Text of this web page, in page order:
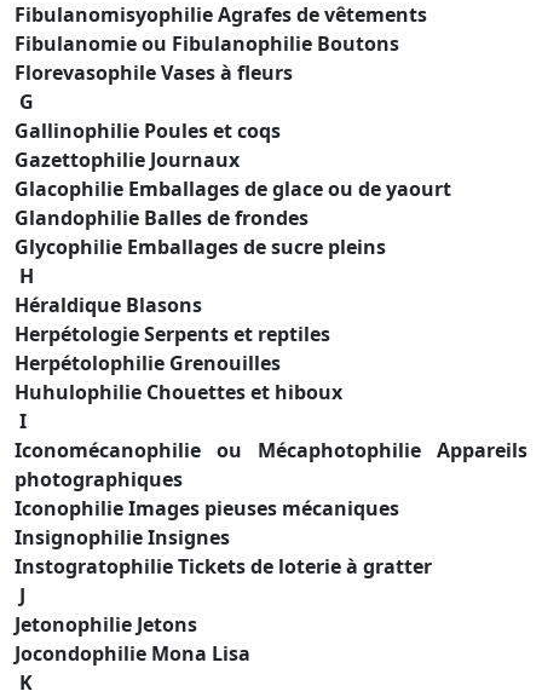
Fibulanomisyophilie Agrafes de vêtements
Fibulanomie ou Fibulanophilie Boutons
Florevasophile Vases à fleurs
G
Gallinophilie Poules et coqs
Gazettophilie Journaux
Glacophilie Emballages de glace ou de yaourt
Glandophilie Balles de frondes
Glycophilie Emballages de sucre pleins
H
Héraldique Blasons
Herpétologie Serpents et reptiles
Herpétolophilie Grenouilles
Huhulophilie Chouettes et hiboux
I
Iconomécanophilie ou Mécaphotophilie Appareils
photographiques
Iconophilie Images pieuses mécaniques
Insignophilie Insignes
Instogratophilie Tickets de loterie à gratter
J
Jetonophilie Jetons
Jocondophilie Mona Lisa
K